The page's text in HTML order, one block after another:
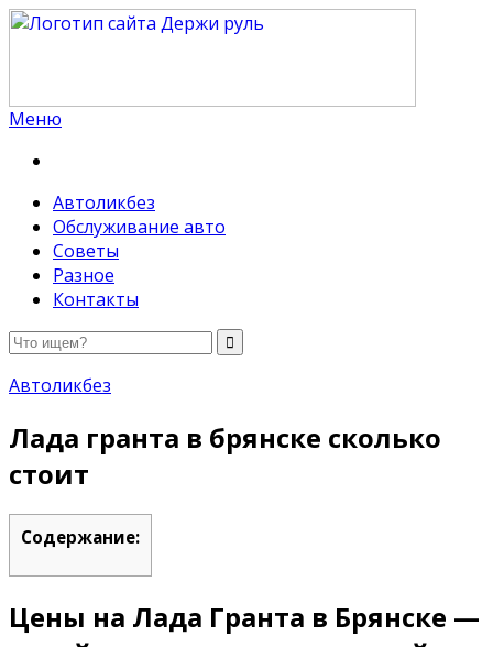
Меню
Автоликбез
Обслуживание авто
Советы
Разное
Контакты
Автоликбез
Лада гранта в брянске сколько
стоит
Содержание:
Цены на Лада Гранта в Брянске —